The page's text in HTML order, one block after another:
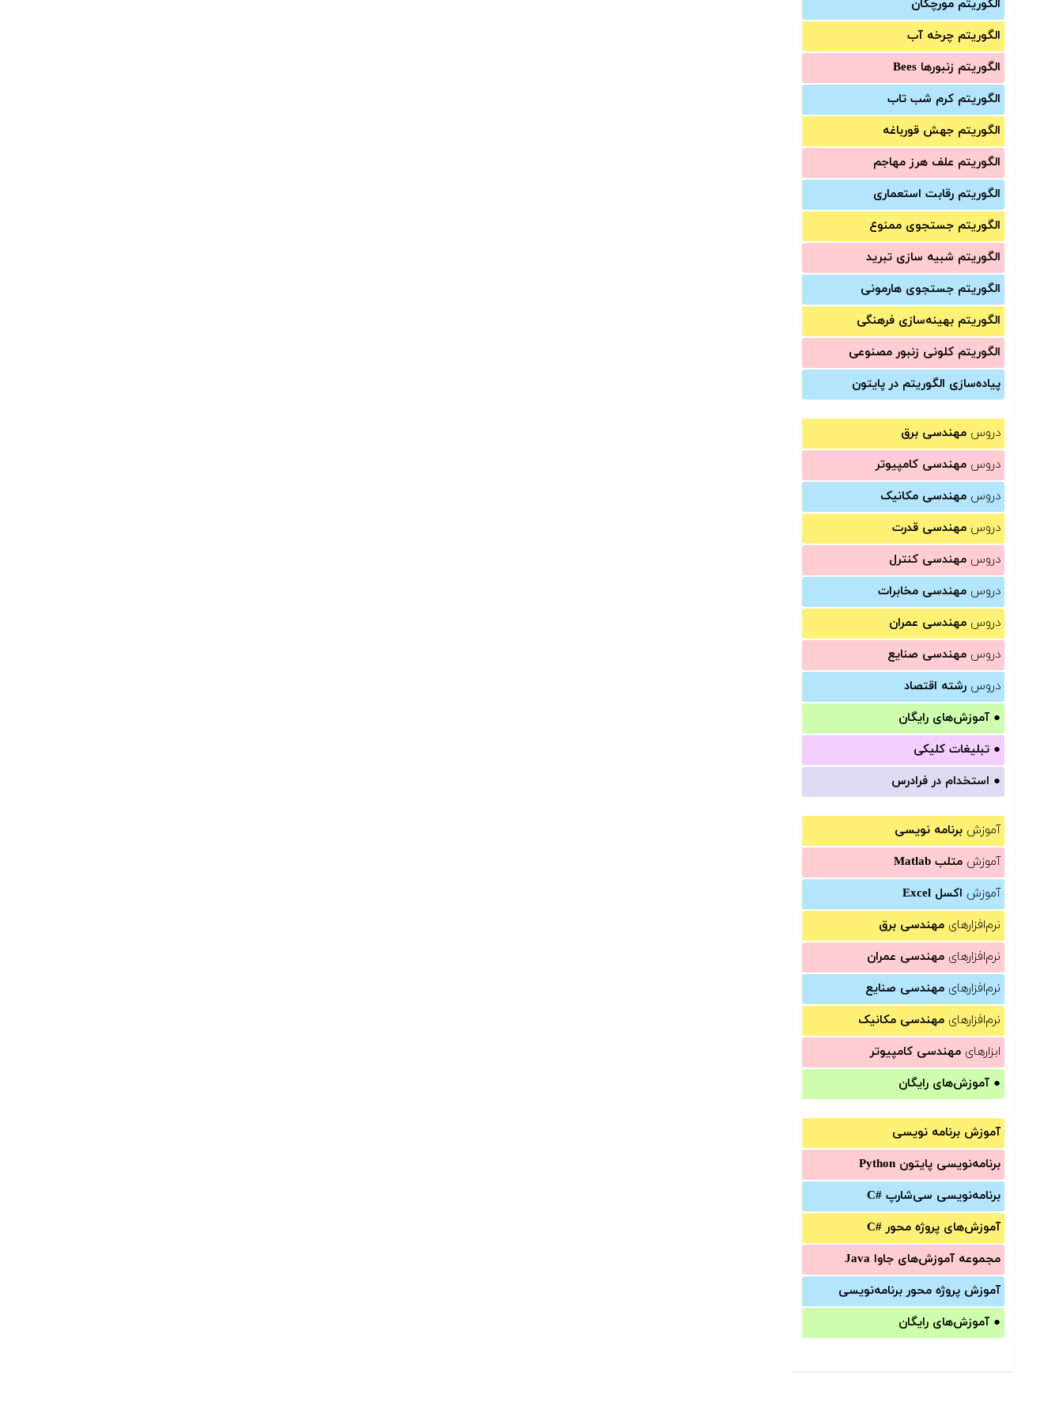
الگوریتم مورچگان
الگوریتم چرخه آب
الگوریتم زنبورها Bees
الگوریتم کرم شب تاب
الگوریتم جهش قورباغه
الگوریتم علف هرز مهاجم
الگوریتم رقابت استعماری
الگوریتم جستجوی ممنوع
الگوریتم شبیه سازی تبرید
الگوریتم جستجوی هارمونی
الگوریتم بهینه‌سازی فرهنگی
الگوریتم کلونی زنبور مصنوعی
پیاده‌سازی الگوریتم در پایتون
دروس مهندسی برق
دروس مهندسی کامپیوتر
دروس مهندسی مکانیک
دروس مهندسی قدرت
دروس مهندسی کنترل
دروس مهندسی مخابرات
دروس مهندسی عمران
دروس مهندسی صنایع
دروس رشته اقتصاد
● آموزش‌های رایگان
● تبلیغات کلیکی
● استخدام در فرادرس
آموزش برنامه نویسی
آموزش متلب Matlab
آموزش اکسل Excel
نرم‌افزارهای مهندسی برق
نرم‌افزارهای مهندسی عمران
نرم‌افزارهای مهندسی صنایع
نرم‌افزارهای مهندسی مکانیک
ابزارهای مهندسی کامپیوتر
● آموزش‌های رایگان
آموزش برنامه نویسی
برنامه‌نویسی پایتون Python
برنامه‌‌نویسی سی‌شارپ C#‎
آموزش‌های پروژه محور #C
مجموعه آموزش‌های جاوا Java
آموزش‌ پروژه محور برنامه‌نویسی
● آموزش‌های رایگان